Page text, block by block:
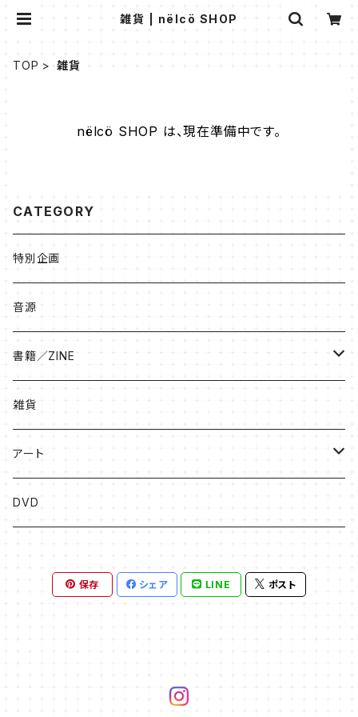
雑貨 | nëlcö SHOP
TOP 雑貨
nëlcö SHOP は、現在準備中です。
CATEGORY
特別企画
音源
書籍／ZINE
絵本
ソングブック
漫画
雑貨
アート
版画
フライヤー原画
DVD
保存 シェア LINE ポスト